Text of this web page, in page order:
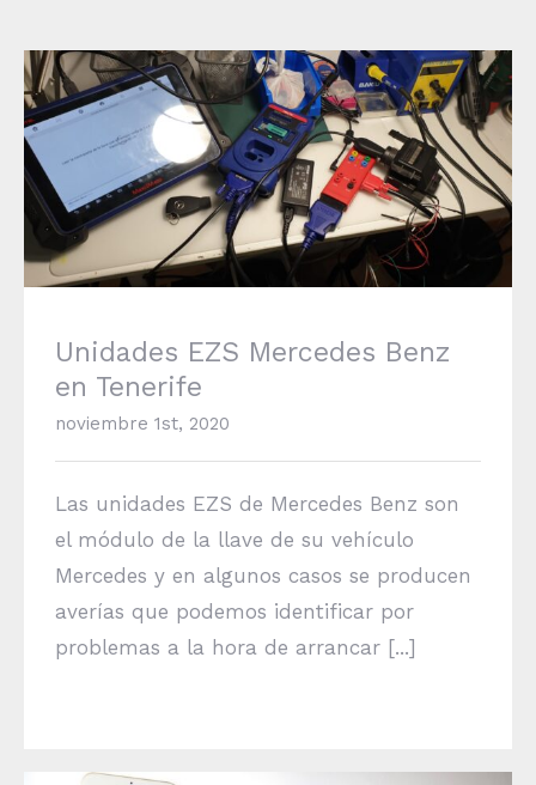
Unidades EZS Mercedes Benz en Tenerife
Unidades EZS Mercedes Benz
en Tenerife
noviembre 1st, 2020
Las unidades EZS de Mercedes Benz son
el módulo de la llave de su vehículo
Mercedes y en algunos casos se producen
averías que podemos identificar por
problemas a la hora de arrancar [...]